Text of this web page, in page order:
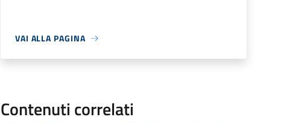
VAI ALLA PAGINA
Contenuti correlati